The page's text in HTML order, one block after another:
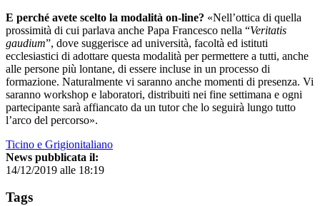
E perché avete scelto la modalità on-line? «Nell’ottica di quella
prossimità di cui parlava anche Papa Francesco nella “Veritatis
gaudium”, dove suggerisce ad università, facoltà ed istituti
ecclesiastici di adottare questa modalità per permettere a tutti, anche
alle persone più lontane, di essere incluse in un processo di
formazione. Naturalmente vi saranno anche momenti di presenza. Vi
saranno workshop e laboratori, distribuiti nei fine settimana e ogni
partecipante sarà affiancato da un tutor che lo seguirà lungo tutto
l’arco del percorso».
Ticino e Grigionitaliano
News pubblicata il:
14/12/2019 alle 18:19
Tags